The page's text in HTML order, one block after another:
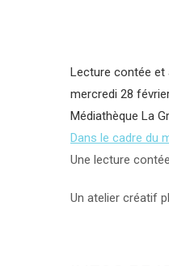
Lecture contée et
mercredi 28
Médiathèque La
Dans le cadre du
Une lecture
Un atelier créatif